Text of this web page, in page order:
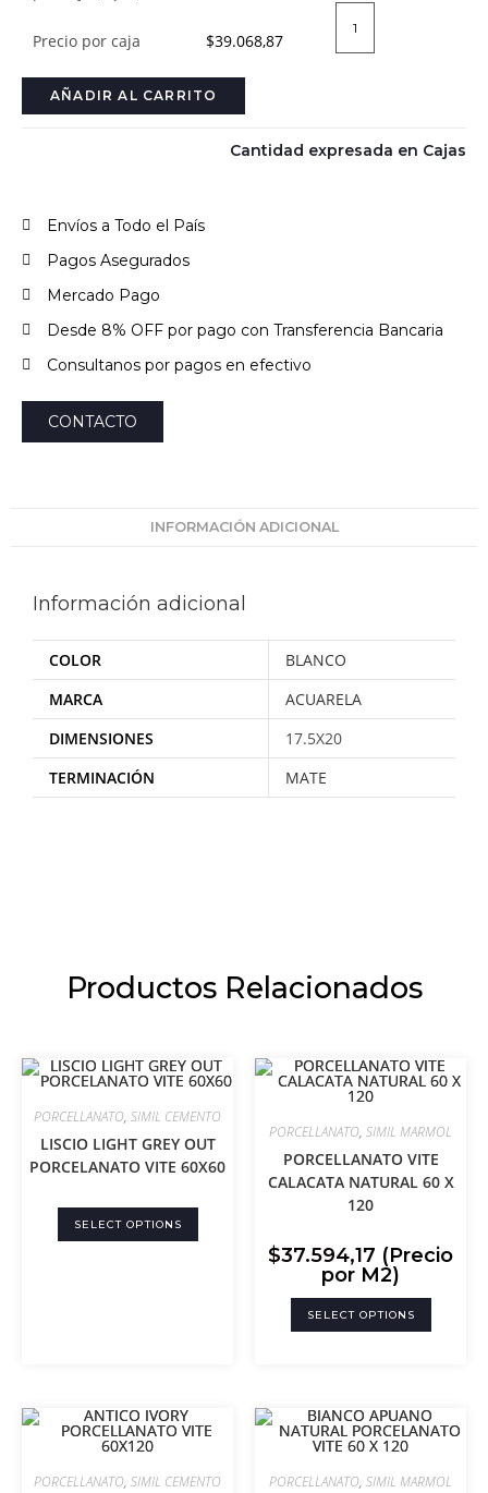
Precio por caja $39.068,87
AÑADIR AL CARRITO
Cantidad expresada en Cajas
Envíos a Todo el País
Pagos Asegurados
Mercado Pago
Desde 8% OFF por pago con Transferencia Bancaria
Consultanos por pagos en efectivo
CONTACTO
INFORMACIÓN ADICIONAL
Información adicional
COLOR
BLANCO
MARCA
ACUARELA
DIMENSIONES
17.5X20
TERMINACIÓN
MATE
Productos Relacionados
PORCELLANATO, SIMIL CEMENTO
LISCIO LIGHT GREY OUT
PORCELANATO VITE 60X60
SELECT OPTIONS
PORCELLANATO, SIMIL MARMOL
PORCELLANATO VITE
CALACATA NATURAL 60 X
120
$37.594,17 (Precio
por M2)
SELECT OPTIONS
PORCELLANATO, SIMIL CEMENTO PORCELLANATO, SIMIL MARMOL